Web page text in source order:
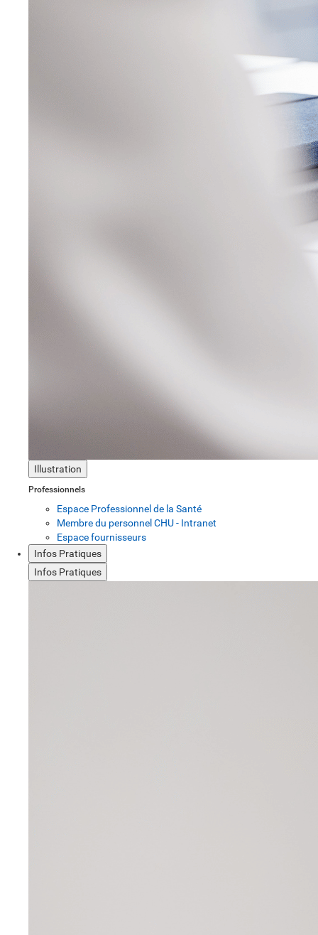
Illustration
Professionnels
Espace Professionnel de la Santé
Membre du personnel CHU - Intranet
Espace fournisseurs
Infos Pratiques
Infos Pratiques